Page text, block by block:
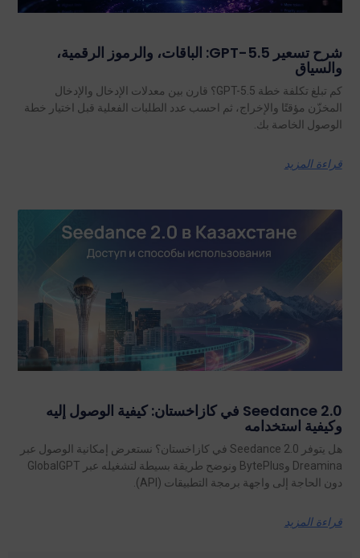
شرح تسعير GPT-5.5: الباقات، والرموز الرقمية،
والسياق
كم تبلغ تكلفة خطة GPT-5.5؟ قارن بين معدلات الإدخال والإدخال
المخزّن مؤقتًا والإخراج، ثم احسب عدد الطلبات الفعلية قبل اختيار خطة
الوصول الخاصة بك.
قراءة المزيد
Seedance 2.0 في كازاخستان: كيفية الوصول إليه
وكيفية استخدامه
هل يتوفر Seedance 2.0 في كازاخستان؟ نستعرض إمكانية الوصول عبر
Dreamina وBytePlus ونوضح طريقة بسيطة لتشغيله عبر GlobalGPT
دون الحاجة إلى واجهة برمجة التطبيقات (API).
قراءة المزيد